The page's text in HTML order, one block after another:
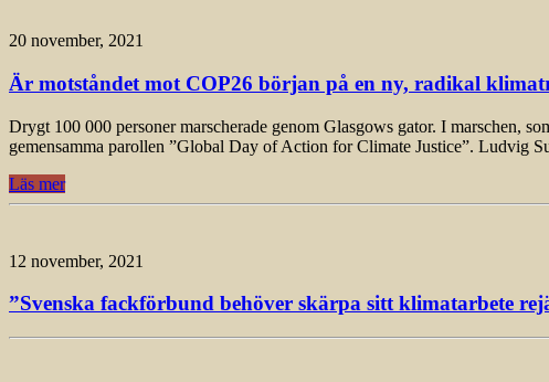
20 november, 2021
Är motståndet mot COP26 början på en ny, radikal
Drygt 100 000 personer marscherade genom Glasgows gator. I marschen,
gemensamma parollen ”Global Day of Action for Climate Justice”. Ludvig
Läs mer
12 november, 2021
”Svenska fackförbund behöver skärpa sitt klimatarbete